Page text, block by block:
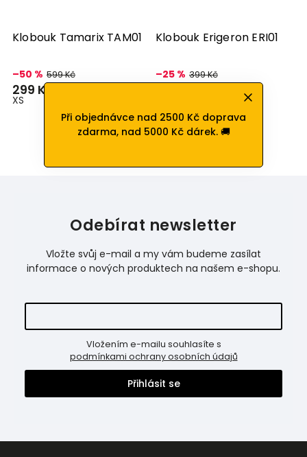
Při objednávce nad 2500 Kč doprava
zdarma, nad 5000 Kč dárek. 🚚
Klobouk Tamarix TAM01
–50 % 599 Kč
299 Kč
XS
Klobouk Erigeron ERI01
–25 % 399 Kč
Odebírat newsletter
Vložte svůj e-mail a my vám budeme zasílat
informace o nových produktech na našem e-shopu.
podmínkami ochrany osobních údajů
Přihlásit se